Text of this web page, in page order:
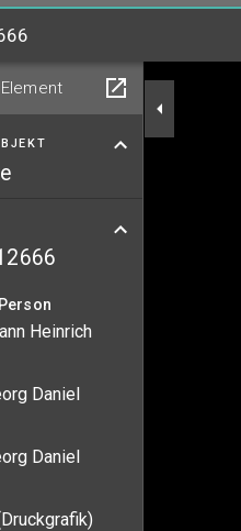
Heinrich
Daniel
Daniel